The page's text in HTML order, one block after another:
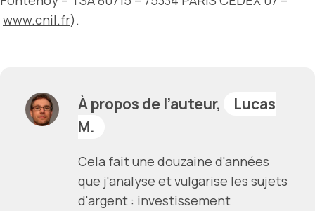
www.cnil.fr).
À propos de l’auteur,
Lucas
M.
Cela fait une douzaine d'années
que j'analyse et vulgarise les sujets
d'argent : investissement